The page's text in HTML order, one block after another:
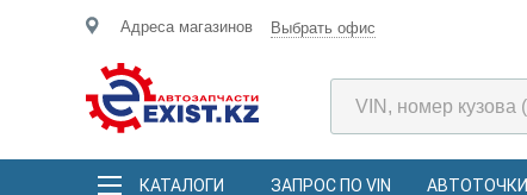
Адреса магазинов Выбрать офис
КАТАЛОГИ ЗАПРОС ПО VIN АВТОТОЧКИ